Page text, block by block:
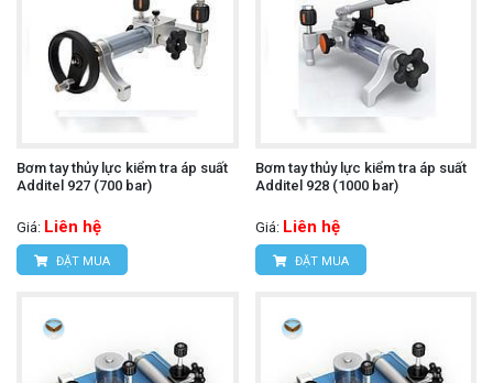
Bơm tay thủy lực kiểm tra áp suất
Additel 927 (700 bar)
Giá: Liên hệ
ĐẶT MUA
Bơm tay thủy lực kiểm tra áp suất
Additel 928 (1000 bar)
Giá: Liên hệ
ĐẶT MUA